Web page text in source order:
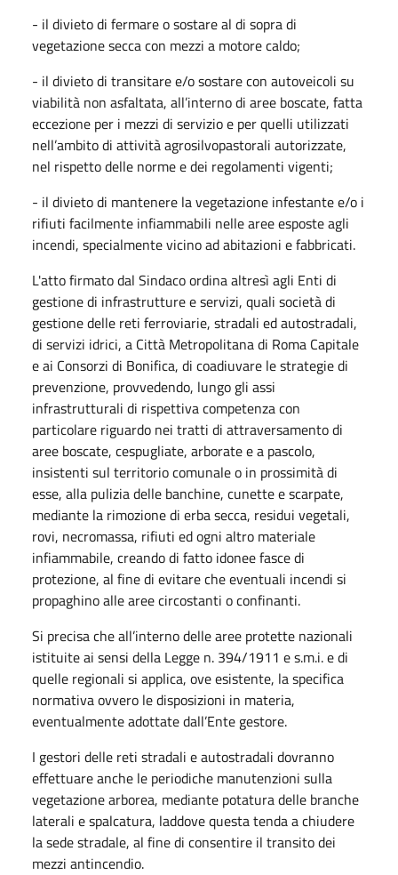
- il divieto di fermare o sostare al di sopra di
vegetazione secca con mezzi a motore caldo;
- il divieto di transitare e/o sostare con autoveicoli su
viabilità non asfaltata, all’interno di aree boscate, fatta
eccezione per i mezzi di servizio e per quelli utilizzati
nell’ambito di attività agrosilvopastorali autorizzate,
nel rispetto delle norme e dei regolamenti vigenti;
- il divieto di mantenere la vegetazione infestante e/o i
rifiuti facilmente infiammabili nelle aree esposte agli
incendi, specialmente vicino ad abitazioni e fabbricati.
L'atto firmato dal Sindaco ordina altresì agli Enti di
gestione di infrastrutture e servizi, quali società di
gestione delle reti ferroviarie, stradali ed autostradali,
di servizi idrici, a Città Metropolitana di Roma Capitale
e ai Consorzi di Bonifica, di coadiuvare le strategie di
prevenzione, provvedendo, lungo gli assi
infrastrutturali di rispettiva competenza con
particolare riguardo nei tratti di attraversamento di
aree boscate, cespugliate, arborate e a pascolo,
insistenti sul territorio comunale o in prossimità di
esse, alla pulizia delle banchine, cunette e scarpate,
mediante la rimozione di erba secca, residui vegetali,
rovi, necromassa, rifiuti ed ogni altro materiale
infiammabile, creando di fatto idonee fasce di
protezione, al fine di evitare che eventuali incendi si
propaghino alle aree circostanti o confinanti.
Si precisa che all’interno delle aree protette nazionali
istituite ai sensi della Legge n. 394/1911 e s.m.i. e di
quelle regionali si applica, ove esistente, la specifica
normativa ovvero le disposizioni in materia,
eventualmente adottate dall’Ente gestore.
I gestori delle reti stradali e autostradali dovranno
effettuare anche le periodiche manutenzioni sulla
vegetazione arborea, mediante potatura delle branche
laterali e spalcatura, laddove questa tenda a chiudere
la sede stradale, al fine di consentire il transito dei
mezzi antincendio.